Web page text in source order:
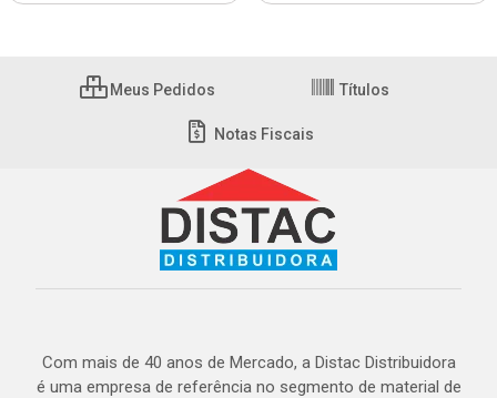
Meus Pedidos Títulos
Notas Fiscais
Com mais de 40 anos de Mercado, a Distac Distribuidora
é uma empresa de referência no segmento de material de